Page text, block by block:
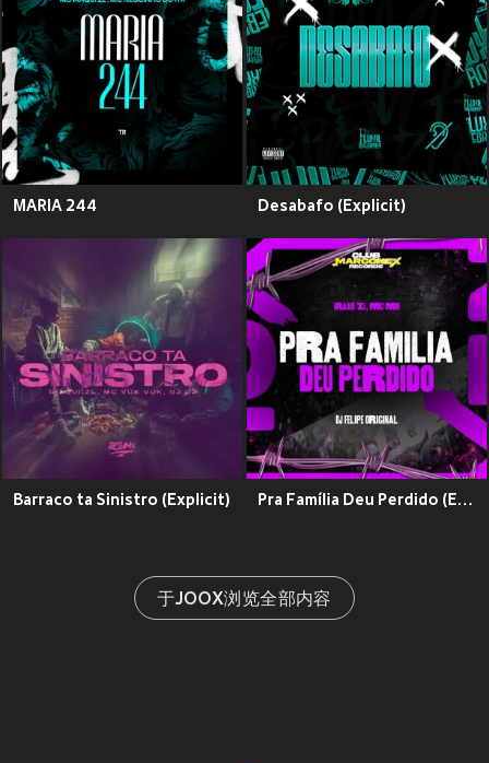
MARIA 244 Desabafo (Explicit)
Barraco ta Sinistro (Explicit) Pra Família Deu Perdido (Explicit)
于JOOX浏览全部内容